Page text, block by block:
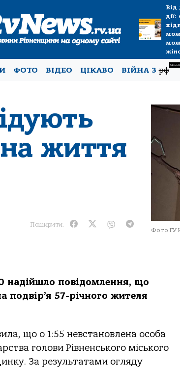
Від
дії:
ФОТО ВІДЕО ЦІКАВО ВІЙНА Зрф
життя
Поширити:
Фото ГУ
надійшло повідомлення, що
подвір’я 57-річного жителя
що о 1:55 невстановлена особа
голови Рівненського міського
За результатами огляду